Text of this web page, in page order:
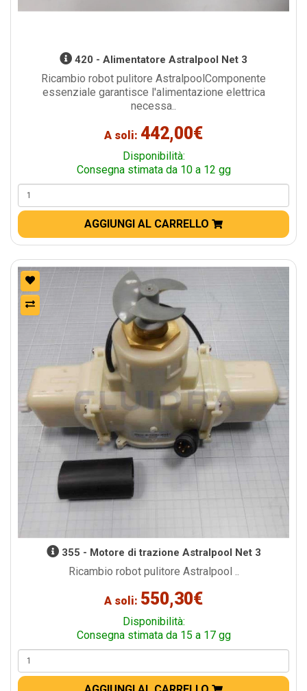
420 - Alimentatore Astralpool Net 3
Ricambio robot pulitore AstralpoolComponente
essenziale garantisce l'alimentazione elettrica
necessa..
A soli: 442,00€
Disponibilità:
Consegna stimata da 10 a 12 gg
AGGIUNGI AL CARRELLO
355 - Motore di trazione Astralpool Net 3
Ricambio robot pulitore Astralpool ..
A soli: 550,30€
Disponibilità:
Consegna stimata da 15 a 17 gg